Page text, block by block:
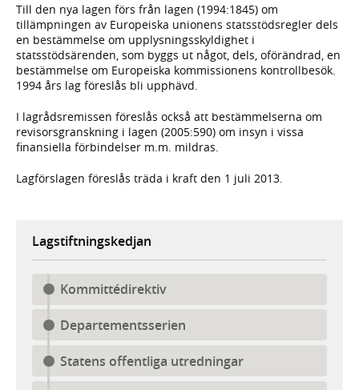
Till den nya lagen förs från lagen (1994:1845) om
tillämpningen av Europeiska unionens statsstödsregler dels
en bestämmelse om upplysningsskyldighet i
statsstödsärenden, som byggs ut något, dels, oförändrad, en
bestämmelse om Europeiska kommissionens kontrollbesök.
1994 års lag föreslås bli upphävd.
I lagrådsremissen föreslås också att bestämmelserna om
revisorsgranskning i lagen (2005:590) om insyn i vissa
finansiella förbindelser m.m. mildras.
Lagförslagen föreslås träda i kraft den 1 juli 2013.
Lagstiftningskedjan
Kommittédirektiv
Departementsserien
Statens offentliga utredningar